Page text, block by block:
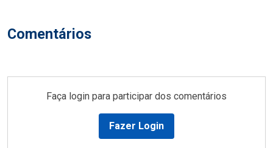
Comentários
Faça login para participar dos comentários
Fazer Login